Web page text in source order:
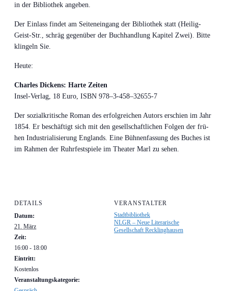
in der Biblio­thek angeben.
Der Ein­lass fin­det am Sei­ten­ein­gang der Biblio­thek statt (Hei­lig-
Geist-Str., schräg gegen­über der Buch­hand­lung Kapi­tel Zwei). Bit­te
klin­geln Sie.
Heu­te:
Charles Dickens: Har­te Zeiten
Insel-Ver­lag, 18 Euro, ISBN 978–3‑458–32655‑7
Der sozi­al­kri­ti­sche Roman des erfolg­rei­chen Autors erschien im Jahr
1854. Er beschäf­tigt sich mit den gesell­schaft­li­chen Fol­gen der frü­
hen Indus­tria­li­sie­rung Eng­lands. Eine Büh­nen­fas­sung des Buches ist
im Rah­men der Ruhr­fest­spie­le im Thea­ter Marl zu sehen.
DETAILS
Datum:
21. März
Zeit:
16:00 - 18:00
Eintritt:
Kostenlos
Veranstaltungskategorie:
VERANSTALTER
Stadtbibliothek
NLGR – Neue Literarische
Gesellschaft Recklinghausen